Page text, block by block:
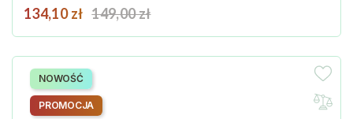
Cena
134,10 zł Cena podstawowa
149,00 zł
NOWOŚĆ
PROMOCJA